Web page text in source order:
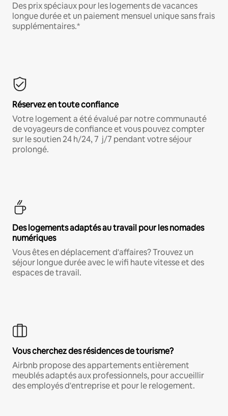
Des prix spéciaux pour les logements de vacances
longue durée et un paiement mensuel unique sans frais
supplémentaires.*
Réservez en toute confiance
Votre logement a été évalué par notre communauté
de voyageurs de confiance et vous pouvez compter
sur le soutien 24 h/24, 7 j/7 pendant votre séjour
prolongé.
Des logements adaptés au travail pour les nomades
numériques
Vous êtes en déplacement d'affaires? Trouvez un
séjour longue durée avec le wifi haute vitesse et des
espaces de travail.
Vous cherchez des résidences de tourisme?
Airbnb propose des appartements entièrement
meublés adaptés aux professionnels, pour accueillir
des employés d'entreprise et pour le relogement.